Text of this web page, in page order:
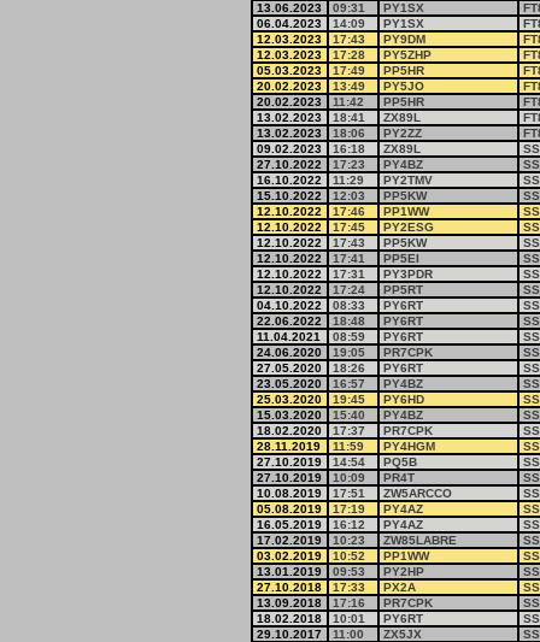
13.06.2023
09:31 PY1SX
06.04.2023
14:09 PY1SX
12.03.2023
17:43 PY9DM
12.03.2023
17:28 PY5ZHP
05.03.2023
17:49 PP5HR
20.02.2023
13:49 PY5JO
20.02.2023
11:42 PP5HR
13.02.2023
18:41 ZX89L
13.02.2023
18:06 PY2ZZ
09.02.2023
16:18 ZX89L
27.10.2022
17:23 PY4BZ
16.10.2022
11:29 PY2TMV
15.10.2022
12:03 PP5KW
12.10.2022
17:46 PP1WW
12.10.2022
17:45 PY2ESG
12.10.2022
17:43 PP5KW
12.10.2022
17:41 PP5EI
12.10.2022
17:31 PY3PDR
12.10.2022
17:24 PP5RT
04.10.2022
08:33 PY6RT
22.06.2022
18:48 PY6RT
11.04.2021
08:59 PY6RT
24.06.2020
19:05 PR7CPK
27.05.2020
18:26 PY6RT
23.05.2020
16:57 PY4BZ
25.03.2020
19:45 PY6HD
15.03.2020
15:40 PY4BZ
18.02.2020
17:37 PR7CPK
28.11.2019
11:59 PY4HGM
27.10.2019
14:54 PQ5B
27.10.2019
10:09 PR4T
10.08.2019
17:51 ZW5ARCCO
05.08.2019
17:19 PY4AZ
16.05.2019
16:12 PY4AZ
17.02.2019
10:23 ZW85LABRE
03.02.2019
10:52 PP1WW
13.01.2019
09:53 PY2HP
27.10.2018
17:33 PX2A
13.09.2018
17:16 PR7CPK
18.02.2018
10:01 PY6RT
29.10.2017
11:00 ZX5JX